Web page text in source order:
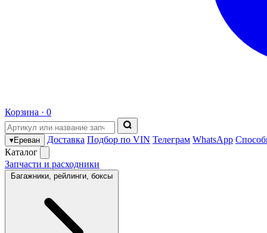
Корзина · 0
▾Ереван Доставка Подбор по VIN Телеграм WhatsApp
Каталог
Запчасти и расходники
Багажники, рейлинги, боксы